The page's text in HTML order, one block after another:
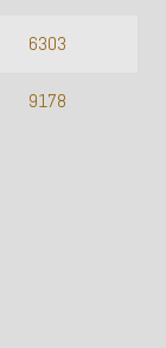
6303
9178